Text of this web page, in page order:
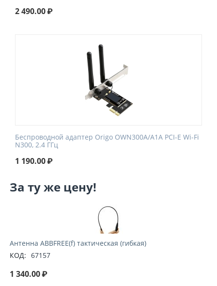
2 490.00₽
Беспроводной адаптер Origo OWN300A/A1A PCI-E Wi-Fi
N300, 2.4 ГГц
1 190.00₽
За ту же цену!
Антенна ABBFREE(f) тактическая (гибкая)
КОД: 67157
1 340.00₽